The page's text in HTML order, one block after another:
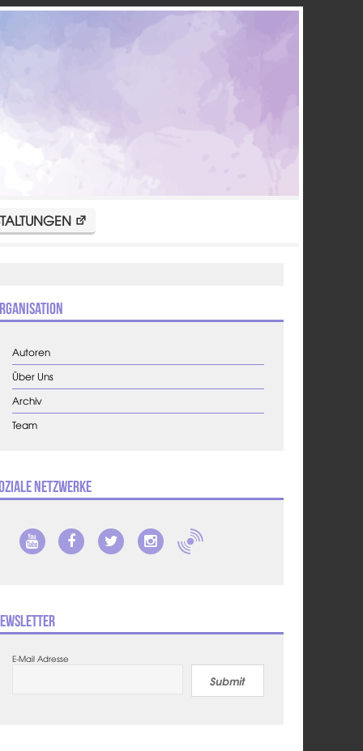
Autoren
Über Uns
Archiv
Team
Netzwerke
E-Mail Adresse
Submit